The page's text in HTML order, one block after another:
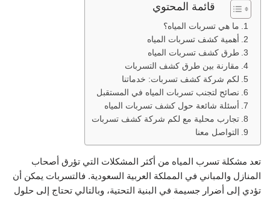
قائمة المحتوي
ما هي تسربات المياه؟
أهمية كشف تسربات المياه
طرق كشف تسربات المياه
مقارنة بين طرق كشف التسربات
لكم شركة كشف تسربات: خدماتنا
نصائح لتجنب تسربات المياه في المستقبل
أسئلة شائعة حول كشف تسربات المياه
تجارب محلية مع لكم شركة كشف تسربات
التواصل معنا
تعد مشكلة تسرب المياه من أكثر المشكلات التي تؤرق أصحاب
المنازل والمباني في المملكة العربية السعودية. فالتسربات يمكن أن
تؤدي إلى أضرار جسيمة في البنية التحتية، وبالتالي تحتاج إلى حلول